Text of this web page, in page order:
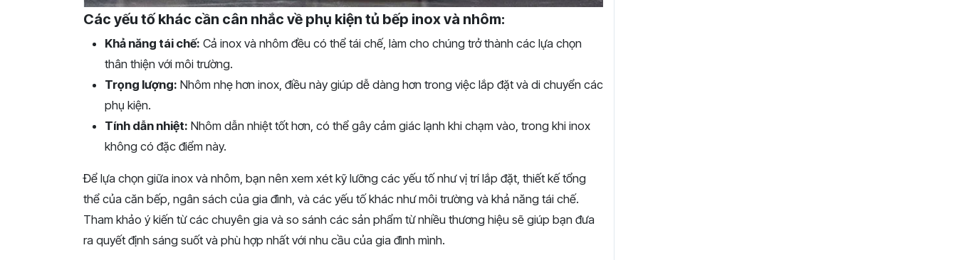
Các yếu tố khác cần cân nhắc về phụ kiện tủ bếp inox và nhôm:
Khả năng tái chế: Cả inox và nhôm đều có thể tái chế, làm cho chúng trở thành các lựa chọn
thân thiện với môi trường.
Trọng lượng: Nhôm nhẹ hơn inox, điều này giúp dễ dàng hơn trong việc lắp đặt và di chuyển các
phụ kiện.
Tính dẫn nhiệt: Nhôm dẫn nhiệt tốt hơn, có thể gây cảm giác lạnh khi chạm vào, trong khi inox
không có đặc điểm này.
Để lựa chọn giữa inox và nhôm, bạn nên xem xét kỹ lưỡng các yếu tố như vị trí lắp đặt, thiết kế tổng
thể của căn bếp, ngân sách của gia đình, và các yếu tố khác như môi trường và khả năng tái chế.
Tham khảo ý kiến từ các chuyên gia và so sánh các sản phẩm từ nhiều thương hiệu sẽ giúp bạn đưa
ra quyết định sáng suốt và phù hợp nhất với nhu cầu của gia đình mình.